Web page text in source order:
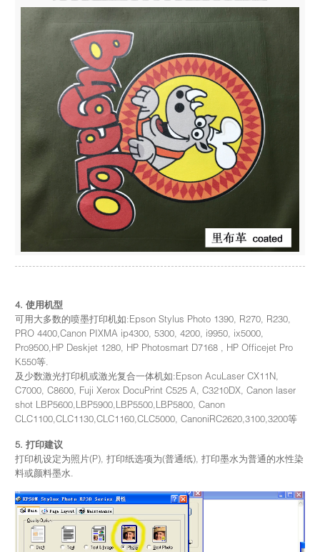
4. 使用机型
可用大多数的喷墨打印机如:Epson Stylus Photo 1390, R270, R230,
PRO 4400,Canon PIXMA ip4300, 5300, 4200, i9950, ix5000,
Pro9500,HP Deskjet 1280, HP Photosmart D7168 , HP Officejet Pro
K550等.
及少数激光打印机或激光复合一体机如:Epson AcuLaser CX11N,
C7000, C8600, Fuji Xerox DocuPrint C525 A, C3210DX, Canon laser
shot LBP5600,LBP5900,LBP5500,LBP5800, Canon
CLC1100,CLC1130,CLC1160,CLC5000, CanoniRC2620,3100,3200等
5. 打印建议
打印机设定为照片(P), 打印纸选项为(普通纸), 打印墨水为普通的水性染
料或颜料墨水.